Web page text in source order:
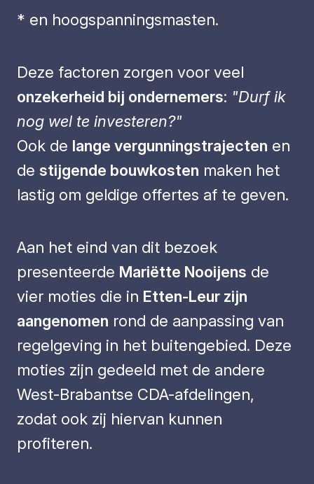
* en hoogspanningsmasten.
Deze factoren zorgen voor veel
onzekerheid bij ondernemers: "Durf ik
nog wel te investeren?"
Ook de lange vergunningstrajecten en
de stijgende bouwkosten maken het
lastig om geldige offertes af te geven.
Aan het eind van dit bezoek
presenteerde Mariëtte Nooijens de
vier moties die in Etten-Leur zijn
aangenomen rond de aanpassing van
regelgeving in het buitengebied. Deze
moties zijn gedeeld met de andere
West-Brabantse CDA-afdelingen,
zodat ook zij hiervan kunnen
profiteren.